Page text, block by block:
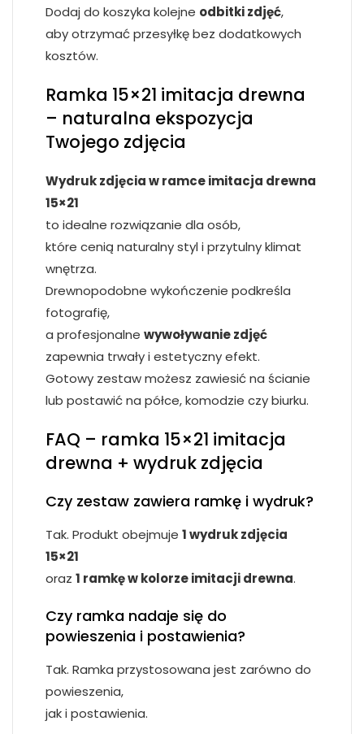
Dodaj do koszyka kolejne odbitki zdjęć,
aby otrzymać przesyłkę bez dodatkowych
kosztów.
Ramka 15×21 imitacja drewna
– naturalna ekspozycja
Twojego zdjęcia
Wydruk zdjęcia w ramce imitacja drewna
15×21
to idealne rozwiązanie dla osób,
które cenią naturalny styl i przytulny klimat
wnętrza.
Drewnopodobne wykończenie podkreśla
fotografię,
a profesjonalne wywoływanie zdjęć
zapewnia trwały i estetyczny efekt.
Gotowy zestaw możesz zawiesić na ścianie
lub postawić na półce, komodzie czy biurku.
FAQ – ramka 15×21 imitacja
drewna + wydruk zdjęcia
Czy zestaw zawiera ramkę i wydruk?
Tak. Produkt obejmuje 1 wydruk zdjęcia
15×21
oraz 1 ramkę w kolorze imitacji drewna.
Czy ramka nadaje się do
powieszenia i postawienia?
Tak. Ramka przystosowana jest zarówno do
powieszenia,
jak i postawienia.